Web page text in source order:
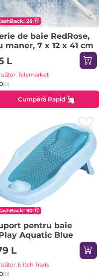
28
de baie RedRose,
maner, 7 x 12 x 41 cm
L
Telemarket
(0)
Cumpără Rapid
90
pentru baie
Aquatic Blue
L
Eliteh Trade
(0)